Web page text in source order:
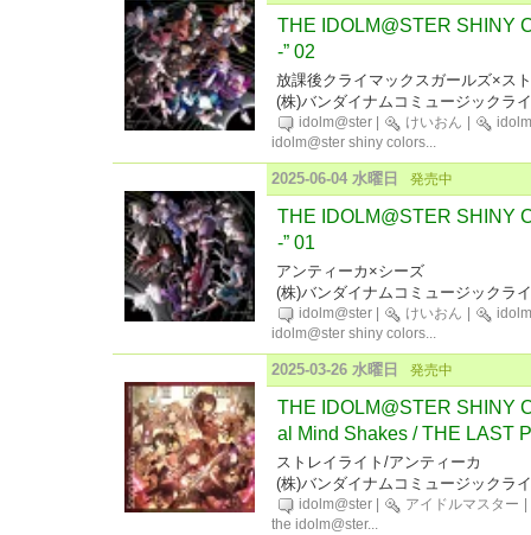
THE IDOLM@STER SHINY
-” 02
放課後クライマックスガールズ×ス
(株)バンダイナムコミュージックラ
idolm@ster けいおん
idolm@ster shiny colors...
2025-06-04 水曜日 発売中
THE IDOLM@STER SHINY
-” 01
アンティーカ×シーズ
(株)バンダイナムコミュージックラ
idolm@ster けいおん
idolm@ster shiny colors...
2025-03-26 水曜日 発売中
THE IDOLM@STER SHINY
al Mind Shakes / THE LAST
ストレイライト/アンティーカ
(株)バンダイナムコミュージックラ
idolm@ster アイドルマスター
the idolm@ster...